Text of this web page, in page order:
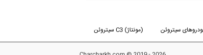
سیتروئن C3 (مونتاژ) سیتروئن